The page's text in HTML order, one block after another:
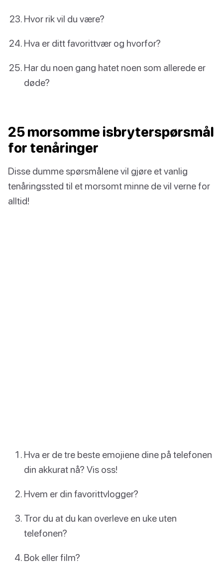
Hvor rik vil du være?
Hva er ditt favorittvær og hvorfor?
Har du noen gang hatet noen som allerede er
døde?
25 morsomme isbryterspørsmål
for tenåringer
Disse dumme spørsmålene vil gjøre et vanlig
tenåringssted til et morsomt minne de vil verne for
alltid!
Hva er de tre beste emojiene dine på telefonen
din akkurat nå? Vis oss!
Hvem er din favorittvlogger?
Tror du at du kan overleve en uke uten
telefonen?
Bok eller film?